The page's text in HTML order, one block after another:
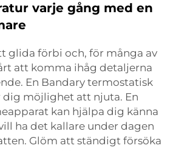
varje gång med en
glida förbi och, för många av
att komma ihåg detaljerna
En Bandary termostatisk
dig möjlighet att njuta. En
kan hjälpa dig känna
ha det kallare under dagen
Glöm att ständigt försöka